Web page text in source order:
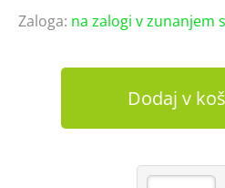
Zaloga: na zalogi v zunanjem
Dodaj v